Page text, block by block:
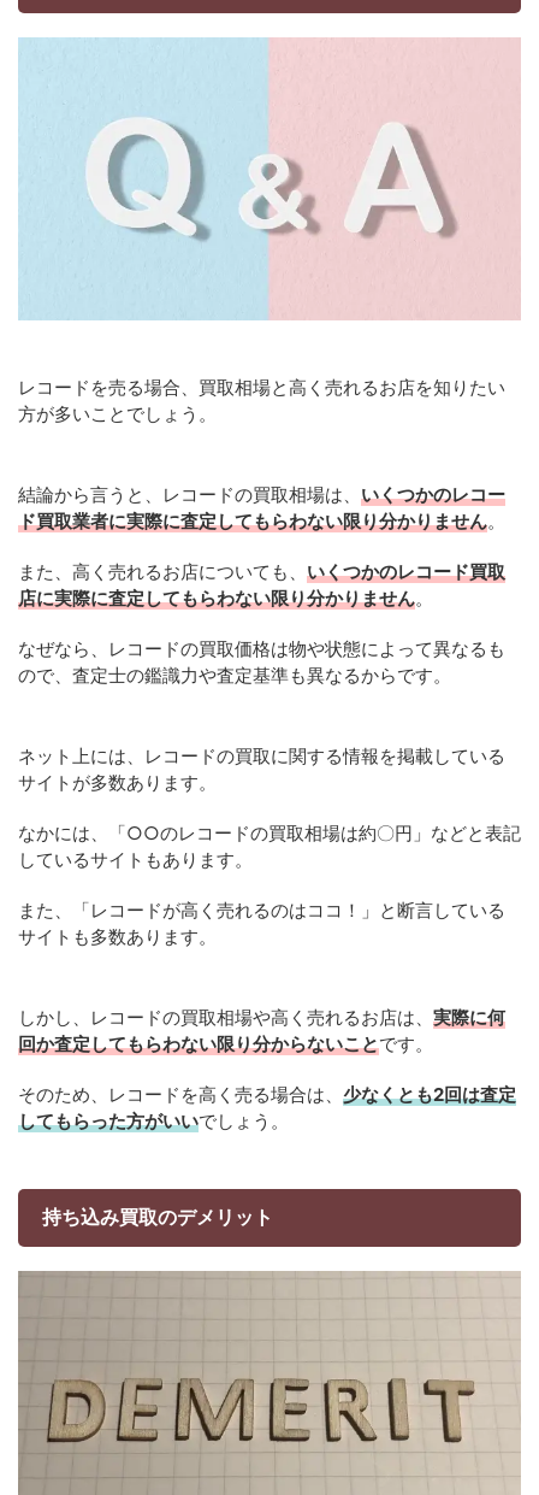
レコードを売る場合、買取相場と高く売れるお店を知りたい
方が多いことでしょう。
結論から言うと、レコードの買取相場は、 いくつかのレコー
ド買取業者に実際に査定してもらわない限り分かりません。
また、高く売れるお店についても、 いくつかのレコード買取
店に実際に査定してもらわない限り分かりません。
なぜなら、レコードの買取価格は物や状態によって異なるも
ので、査定士の鑑識力や査定基準も異なるからです。
ネット上には、レコードの買取に関する情報を掲載している
サイトが多数あります。
なかには、「○○のレコードの買取相場は約〇円」などと表記
しているサイトもあります。
また、「レコードが高く売れるのはココ！」と断言している
サイトも多数あります。
しかし、レコードの買取相場や高く売れるお店は、 実際に何
回か査定してもらわない限り分からないことです。
そのため、レコードを高く売る場合は、 少なくとも2回は査定
してもらった方がいいでしょう。
持ち込み買取のデメリット